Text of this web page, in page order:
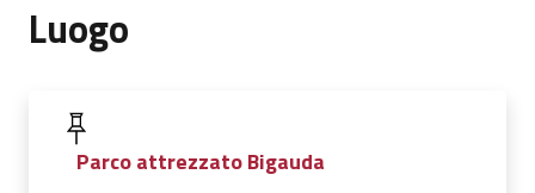
Luogo
Parco attrezzato Bigauda